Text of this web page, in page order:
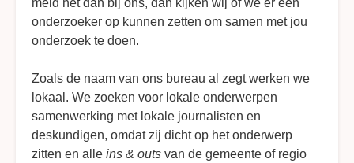
onderzoeker op kunnen zetten om samen met jou
onderzoek te doen.
Zoals de naam van ons bureau al zegt werken we
lokaal. We zoeken voor lokale onderwerpen
samenwerking met lokale journalisten en
deskundigen, omdat zij dicht op het onderwerp
zitten en alle ins & outs van de gemeente of regio